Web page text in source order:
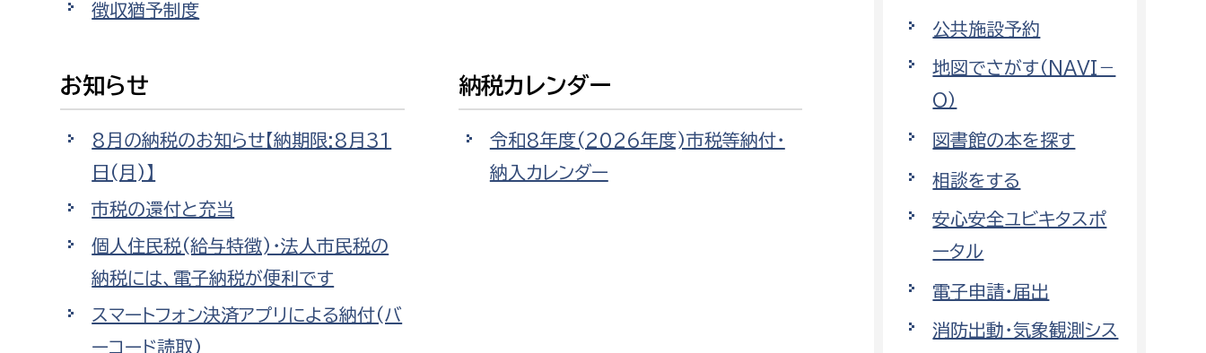
妊産婦
高齢者
傷病者
環境・エネルギー
地域経済
支払いをしたい
遊びたい
小田原のことを知りたい
イベント・講座などに参加したい
まちづくりに関わりたい
市民部
地域政策課
地域安全課
人権・男女共同参画課
防災対策課
文化政策課
環境部
環境政策課
ゼロカーボン推進課
環境事業センター
福祉健康部 都市部
徴収猶予制度
お知らせ
8月の納税のお知らせ【納期限:8月31
日(月)】
市税の還付と充当
個人住民税(給与特徴)・法人市民税の
納税には、電子納税が便利です
スマートフォン決済アプリによる納付(バ
ーコード読取)
納税カレンダー
令和8年度(2026年度)市税等納付・
納入カレンダー
公共施設予約
地図でさがす（NAVI－
O）
図書館の本を探す
相談をする
安心安全ユビキタスポ
ータル
電子申請・届出
消防出動・気象観測シス